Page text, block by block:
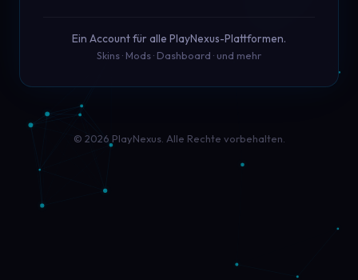
Ein Account für alle PlayNexus-Plattformen.
Skins · Mods · Dashboard · und mehr
© 2026 PlayNexus. Alle Rechte vorbehalten.